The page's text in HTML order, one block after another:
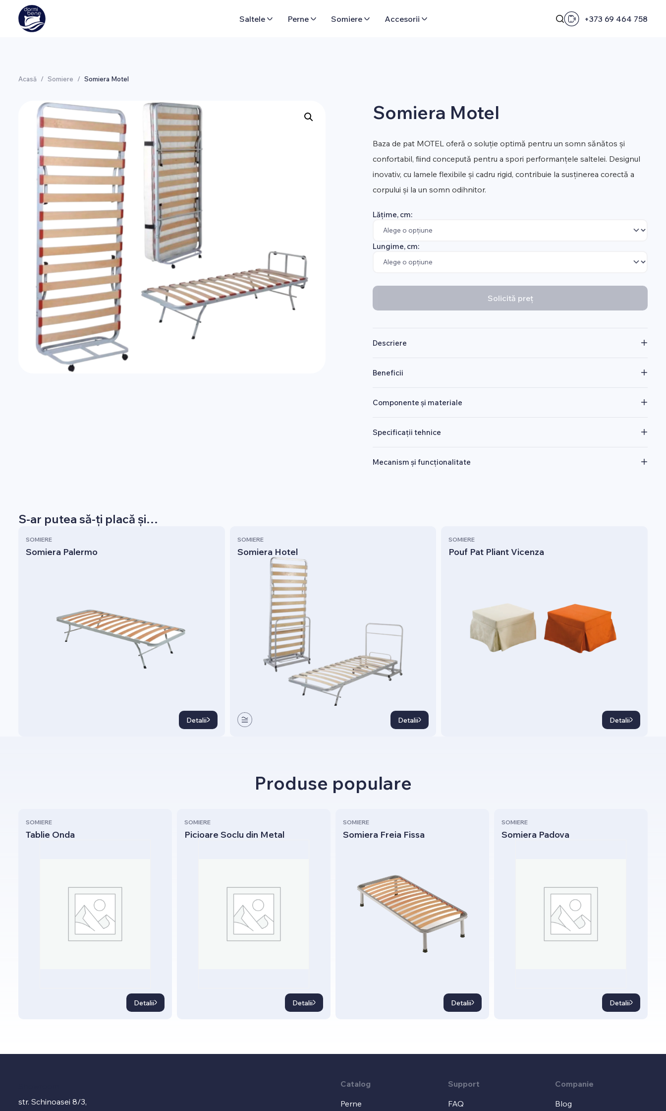
Saltele Perne Somiere Accesorii +373 69 464 758
Acasă / Somiere / Somiera Motel
Somiera Motel
Baza de pat MOTEL oferă o soluție optimă pentru un somn sănătos și
confortabil, fiind concepută pentru a spori performanțele saltelei. Designul
inovativ, cu lamele flexibile și cadru rigid, contribuie la susținerea corectă a
corpului și la un somn odihnitor.
Lățime, cm:
Lungime, cm:
Solicită preț
Descriere
Beneficii
Componente și materiale
Specificații tehnice
Mecanism și funcționalitate
S-ar putea să-ți placă și…
SOMIERE
Somiera Palermo
Detalii
SOMIERE
Somiera Hotel
Detalii
SOMIERE
Pouf Pat Pliant Vicenza
Detalii
Produse populare
SOMIERE
Tablie Onda
Detalii
SOMIERE
Picioare Soclu din Metal
Detalii
SOMIERE
Somiera Freia Fissa
Detalii
SOMIERE
Somiera Padova
Detalii
str. Schinoasei 8/3,
Catalog
Perne
Support
FAQ
Companie
Blog